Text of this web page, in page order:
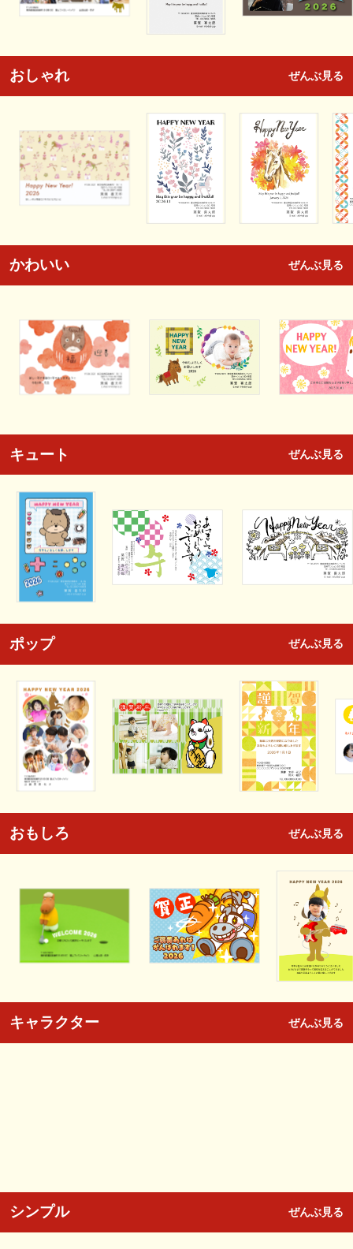
おしゃれ ぜんぶ見る
かわいい ぜんぶ見る
キュート ぜんぶ見る
ポップ ぜんぶ見る
おもしろ ぜんぶ見る
キャラクター ぜんぶ見る
シンプル ぜんぶ見る